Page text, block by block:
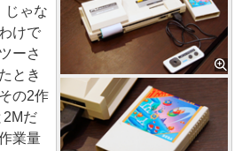
じゃな
けで
ーさ
とき
の2作
2Mだ
業量